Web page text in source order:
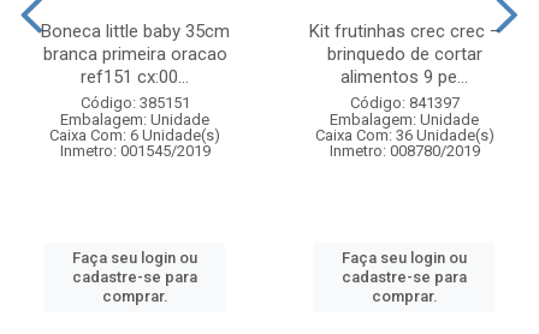
Boneca little baby 35cm
branca primeira oracao
ref151 cx:00...
Código: 385151
Embalagem: Unidade
Caixa Com: 6 Unidade(s)
Inmetro: 001545/2019
Faça seu login ou
cadastre-se para
comprar.
Kit frutinhas crec crec –
brinquedo de cortar
alimentos 9 pe...
Código: 841397
Embalagem: Unidade
Caixa Com: 36 Unidade(s)
Inmetro: 008780/2019
Faça seu login ou
cadastre-se para
comprar.